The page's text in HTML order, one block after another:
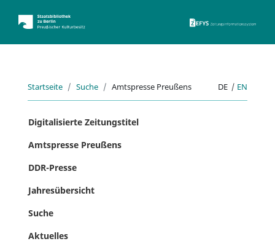
Startseite Suche Amtspresse Preußens DE | EN
Digitalisierte Zeitungstitel
Amtspresse Preußens
DDR-Presse
Jahresübersicht
Suche
Aktuelles